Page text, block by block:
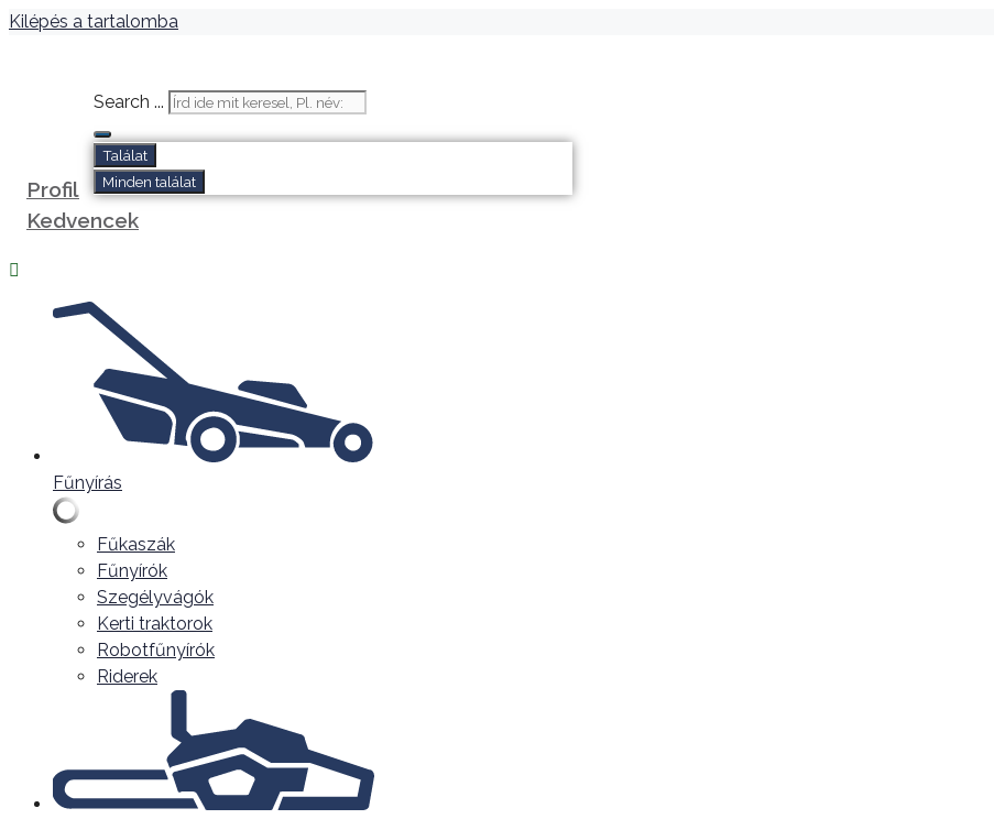
Kilépés a tartalomba
Search ...
Találat
Minden találat
Profil
Kedvencek
Fűnyírás
Fűkaszák
Fűnyírók
Szegélyvágók
Kerti traktorok
Robotfűnyírók
Riderek